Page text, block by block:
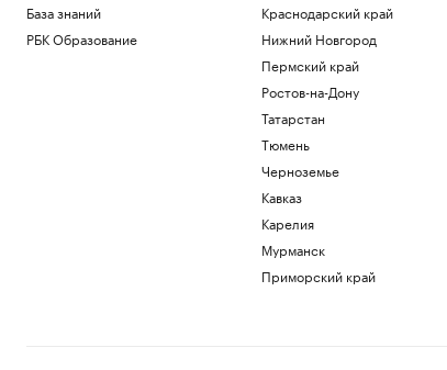
База знаний
РБК Образование
Краснодарский край
Нижний Новгород
Пермский край
Ростов-на-Дону
Татарстан
Тюмень
Черноземье
Кавказ
Карелия
Мурманск
Приморский край